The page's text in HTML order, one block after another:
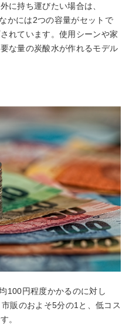
に持ち運びたい場合は、
かには2つの容量がセットで
れています。使用シーンや家
な量の炭酸水が作れるモデル
100円程度かかるのに対し
販のおよそ5分の1と、低コス
。